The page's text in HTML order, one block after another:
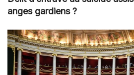
anges gardiens ?